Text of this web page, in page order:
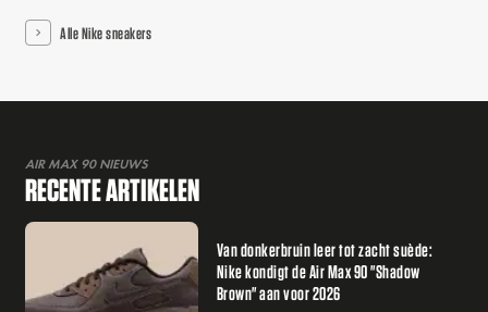
Alle Nike sneakers
AIR MAX 90 NIEUWS
RECENTE ARTIKELEN
Van donkerbruin leer tot zacht suède:
Nike kondigt de Air Max 90 "Shadow
Brown" aan voor 2026